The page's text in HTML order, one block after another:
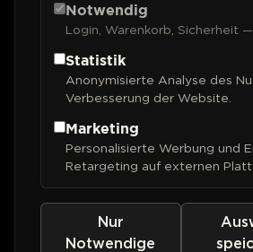
THC-Gehalt
CBD-Gehalt
Ertrag (Outdoor)
Pflanzenhöhe
Notwendig
Login, Warenkorb, Sicherheit
Statistik
Anonymisierte Analyse des
Verbesserung der Website.
Marketing
Personalisierte Werbung und
Retargeting auf externen
Nur
Notwendige